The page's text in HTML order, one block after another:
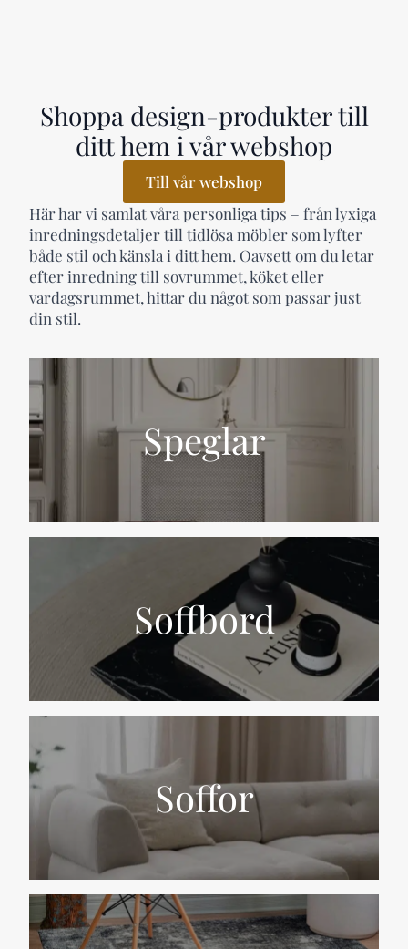
Speglar
Soffbord
Soffor
Shoppa design-produkter till
ditt hem i vår webshop
Till vår webshop
Här har vi samlat våra personliga tips – från lyxiga
inredningsdetaljer till tidlösa möbler som lyfter
både stil och känsla i ditt hem. Oavsett om du letar
efter inredning till sovrummet, köket eller
vardagsrummet, hittar du något som passar just
din stil.